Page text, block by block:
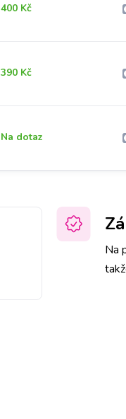
400 Kč
390 Kč
Na dotaz
Na